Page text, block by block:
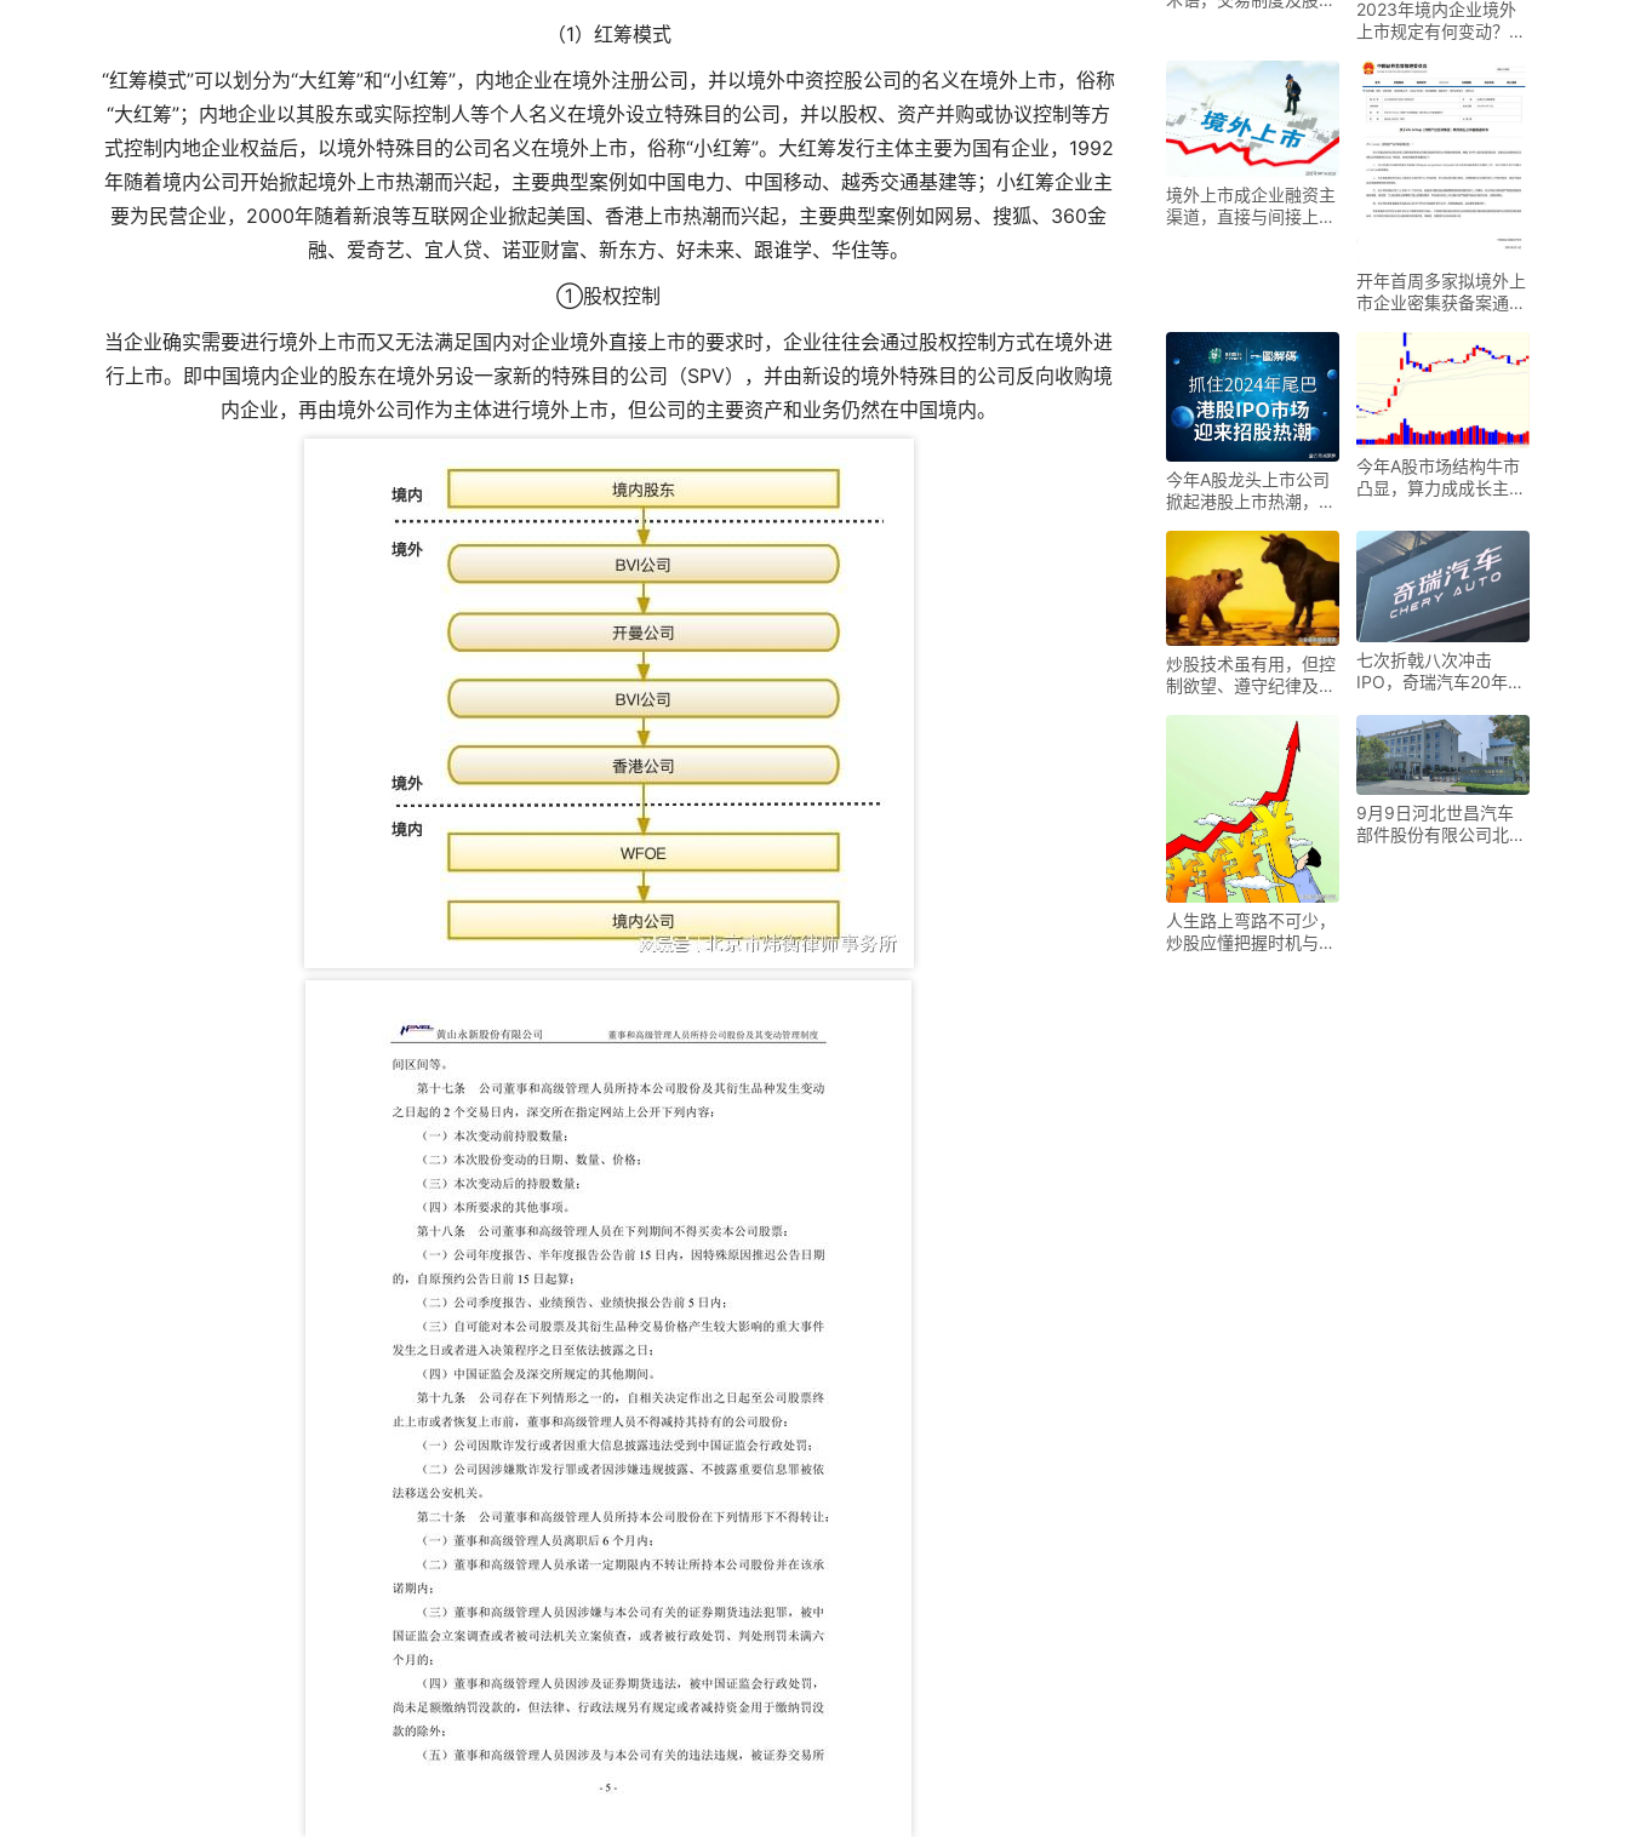
（1）红筹模式
“红筹模式”可以划分为“大红筹”和“小红筹”，内地企业在境外注册公司，并以境外中资控股公司的名义在境外上市，俗称
“大红筹”；内地企业以其股东或实际控制人等个人名义在境外设立特殊目的公司，并以股权、资产并购或协议控制等方
式控制内地企业权益后，以境外特殊目的公司名义在境外上市，俗称“小红筹”。大红筹发行主体主要为国有企业，1992
年随着境内公司开始掀起境外上市热潮而兴起，主要典型案例如中国电力、中国移动、越秀交通基建等；小红筹企业主
要为民营企业，2000年随着新浪等互联网企业掀起美国、香港上市热潮而兴起，主要典型案例如网易、搜狐、360金
融、爱奇艺、宜人贷、诺亚财富、新东方、好未来、跟谁学、华住等。
①股权控制
当企业确实需要进行境外上市而又无法满足国内对企业境外直接上市的要求时，企业往往会通过股权控制方式在境外进
行上市。即中国境内企业的股东在境外另设一家新的特殊目的公司（SPV），并由新设的境外特殊目的公司反向收购境
内企业，再由境外公司作为主体进行境外上市，但公司的主要资产和业务仍然在中国境内。
2023年境内企业境外
上市规定有何变动？新
境外上市成企业融资主
渠道，直接与间接上市
开年首周多家拟境外上
市企业密集获备案通
今年A股龙头上市公司
掀起港股上市热潮，背
今年A股市场结构牛市
凸显，算力成成长主
炒股技术虽有用，但控
制欲望、遵守纪律及把
七次折戟八次冲击
IPO，奇瑞汽车20年上
人生路上弯路不可少，
炒股应懂把握时机与策
9月9日河北世昌汽车
部件股份有限公司北交